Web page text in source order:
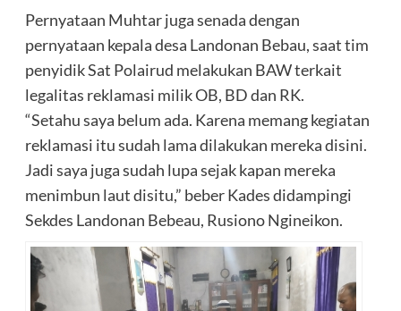
Pernyataan Muhtar juga senada dengan
pernyataan kepala desa Landonan Bebau, saat tim
penyidik Sat Polairud melakukan BAW terkait
legalitas reklamasi milik OB, BD dan RK.
“Setahu saya belum ada. Karena memang kegiatan
reklamasi itu sudah lama dilakukan mereka disini.
Jadi saya juga sudah lupa sejak kapan mereka
menimbun laut disitu,” beber Kades didampingi
Sekdes Landonan Bebeau, Rusiono Ngineikon.